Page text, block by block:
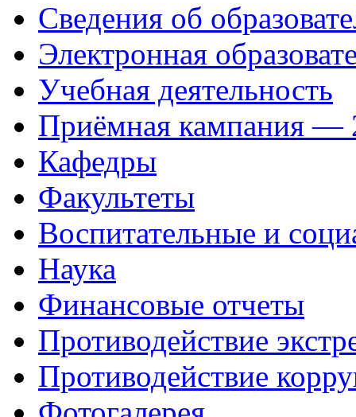
Сведения об
Электронная
Учебная деятельность
Приёмная кампания —
Кафедры
Факультеты
Воспитательные и
Наука
Финансовые отчеты
Противодействие
Противодействие